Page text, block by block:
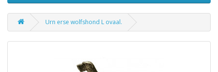
Urn erse wolfshond L ovaal.